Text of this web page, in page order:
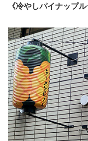
《冷やしパイナップ